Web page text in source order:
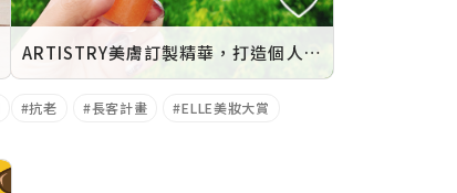
ARTISTRY美膚訂製精華，打造個人最強精華！
抗老 長客計畫 ELLE美妝大賞